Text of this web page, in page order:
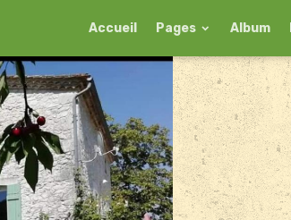
Accueil Pages Album